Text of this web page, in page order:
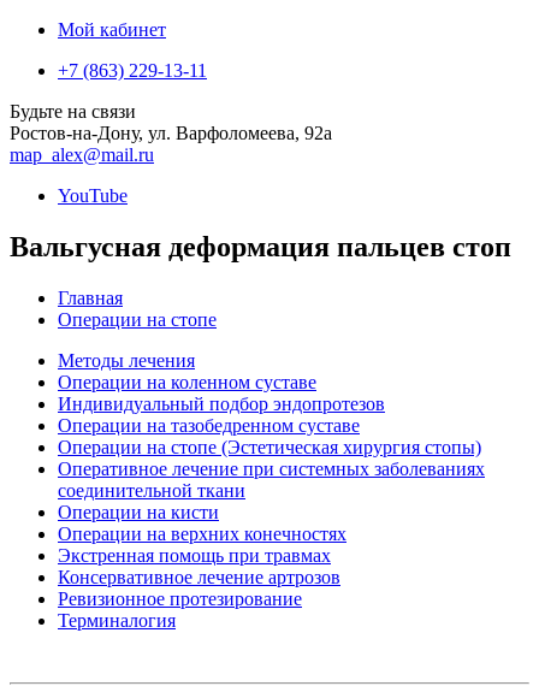
Мой кабинет
+7 (863) 229-13-11
Будьте на связи
Ростов-на-Дону, ул. Варфоломеева, 92а
map_alex@mail.ru
YouTube
Вальгусная деформация пальцев стоп
Главная
Операции на стопе
Методы лечения
Операции на коленном суставе
Индивидуальный подбор эндопротезов
Операции на тазобедренном суставе
Операции на стопе (Эстетическая хирургия стопы)
Оперативное лечение при системных заболеваниях
соединительной ткани
Операции на кисти
Операции на верхних конечностях
Экстренная помощь при травмах
Консервативное лечение артрозов
Ревизионное протезирование
Терминалогия